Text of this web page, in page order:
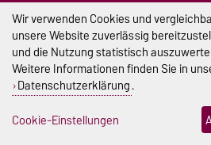
Impressum
Datenschutz
Cookie-
Wir verwenden Cookies und
unsere Website zuverlässig
und die Nutzung statistisch
Weitere Informationen finden Sie in
Datenschutzerklärung.
Cookie-Einstellungen